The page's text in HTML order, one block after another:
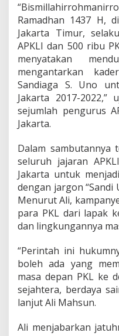
g
G
u
b
e
r
n
u
r
I
B
a
r
u
Ramadhan 1437 H,
Jakarta Timur,
APKLI dan 500 ribu
menyatakan
mengantarkan
Sandiaga S. Uno
Jakarta 2017-
sejumlah pengurus
Jakarta.
Dalam sambutannya
seluruh jajaran
Jakarta untuk
dengan jargon “Sandi
Menurut Ali,
para PKL dari lapak
dan lingkungannya
“Perintah ini
boleh ada yang
masa depan PKL ke
sejahtera, berdaya
lanjut Ali Mahsun.
Ali menjabarkan